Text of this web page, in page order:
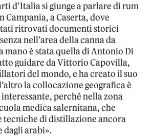
d’Italia si giunge a parlare di rum
Campania, a Caserta, dove
ritrovati documenti storici
nell’area della canna da
mano è stata quella di Antonio Di
guidare da Vittorio Capovilla,
del mondo, e ha creato il suo
la collocazione geografica è
perché nella zona
medica salernitana, che
tecniche di distillazione ancora
dagli arabi».